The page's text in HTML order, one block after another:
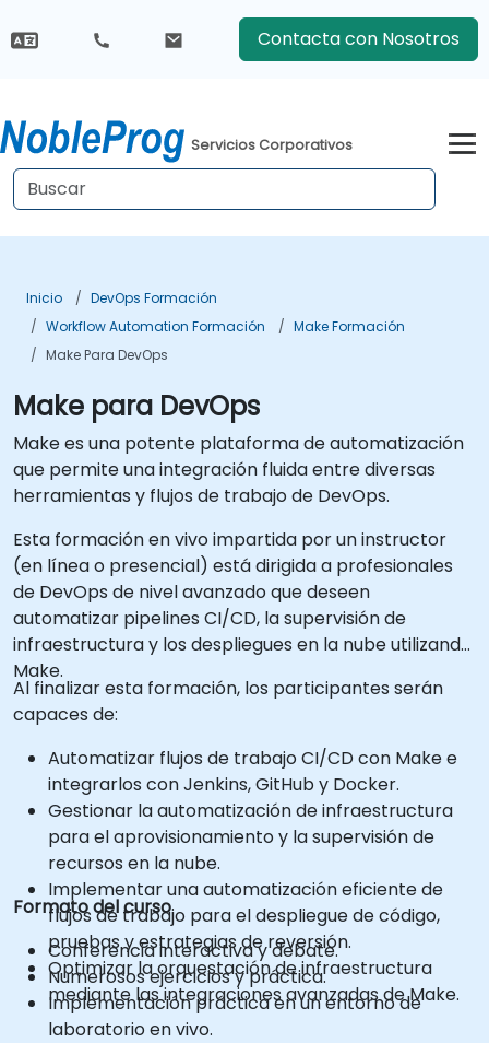
Contacta con Nosotros
Servicios Corporativos
Inicio
DevOps Formación
Workflow Automation Formación
Make Formación
Make Para DevOps
Make para DevOps
Make es una potente plataforma de automatización
que permite una integración fluida entre diversas
herramientas y flujos de trabajo de DevOps.
Esta formación en vivo impartida por un instructor
(en línea o presencial) está dirigida a profesionales
de DevOps de nivel avanzado que deseen
automatizar pipelines CI/CD, la supervisión de
infraestructura y los despliegues en la nube utilizando
Make.
Al finalizar esta formación, los participantes serán
capaces de:
Automatizar flujos de trabajo CI/CD con Make e
integrarlos con Jenkins, GitHub y Docker.
Gestionar la automatización de infraestructura
para el aprovisionamiento y la supervisión de
recursos en la nube.
Implementar una automatización eficiente de
flujos de trabajo para el despliegue de código,
pruebas y estrategias de reversión.
Optimizar la orquestación de infraestructura
mediante las integraciones avanzadas de Make.
Formato del curso
Conferencia interactiva y debate.
Numerosos ejercicios y práctica.
Implementación práctica en un entorno de
laboratorio en vivo.